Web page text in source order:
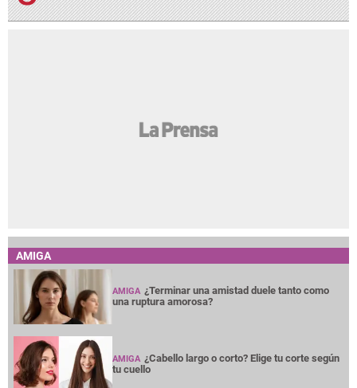
AMIGA
AMIGA ¿Terminar una amistad duele tanto como
una ruptura amorosa?
AMIGA ¿Cabello largo o corto? Elige tu corte según
tu cuello